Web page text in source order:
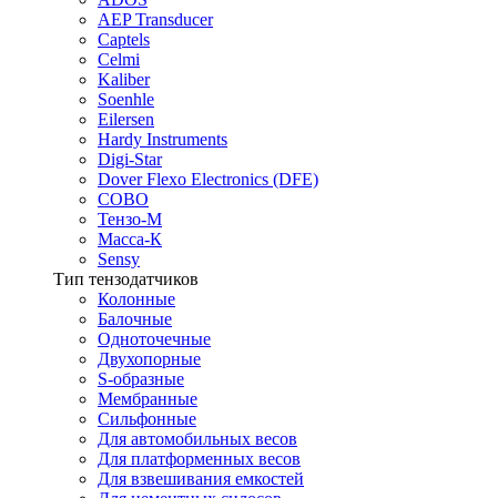
AEP Transducer
Captels
Celmi
Kaliber
Soenhle
Eilersen
Hardy Instruments
Digi-Star
Dover Flexo Electronics (DFE)
COBO
Тензо-М
Масса-К
Sensy
Тип тензодатчиков
Колонные
Балочные
Одноточечные
Двухопорные
S-образные
Мембранные
Сильфонные
Для автомобильных весов
Для платформенных весов
Для взвешивания емкостей